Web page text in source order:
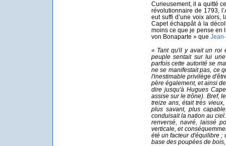
Curieusement, il a quitté
révolutionnaire de 1793,
eut suffi d’une voix alors,
Capet échappât à la
moins ce que je pense en
von Bonaparte » que
« Tant qu'il y avait un roi
peuple sentait sur lui
parfois cette autorité se
ne se manifestait pas, ce
l'inestimable privilège
père également, et ainsi
dire jusqu'à Hugues
assise sur le trône). Bref,
treize ans, était très
plus savant, plus
conduisait la nation au
renversé, navré, laissé
verticale, et
été un facteur d'équilibre ;
base des poupées de